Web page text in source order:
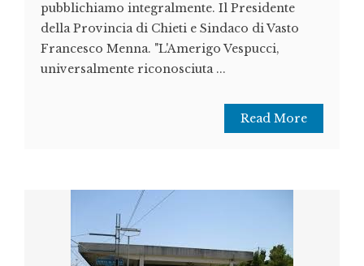
pubblichiamo integralmente. Il Presidente
della Provincia di Chieti e Sindaco di Vasto
Francesco Menna. "L'Amerigo Vespucci,
universalmente riconosciuta ...
Read More